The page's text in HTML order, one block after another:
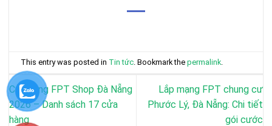
This entry was posted in Tin tức . Bookmark thepermalink
Cửa hàng FPT Shop Đà Nẵng
2026 – Danh sách 17 cửa
hàng
Lắp mạng FPT chung cư
Phước Lý, Đà Nẵng: Chi tiết
gói cước